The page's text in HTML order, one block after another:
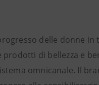
delle donne
di bellezza e
omnicanale. Il